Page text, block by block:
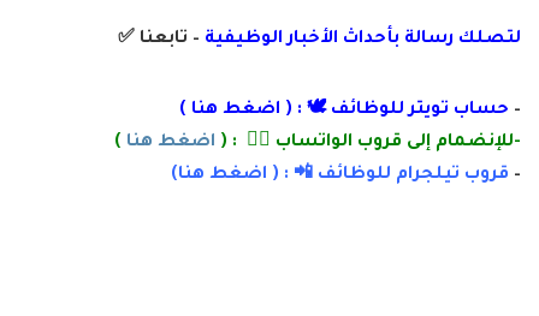
لتصلك رسالة بأحداث الأخبار الوظيفية – تابعنا ✅
– حساب تويتر للوظائف 🕊 : ( اضغط هنا )
-للإنضمام إلى قروب الواتساب 👌🏽 : ( اضغط هنا )
– قروب تيلجرام للوظائف 📲 : ( اضغط هنا)